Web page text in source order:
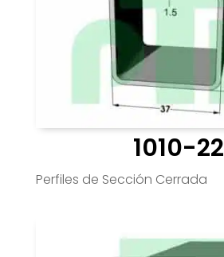
1010-22
Perfiles de Sección Cerrada